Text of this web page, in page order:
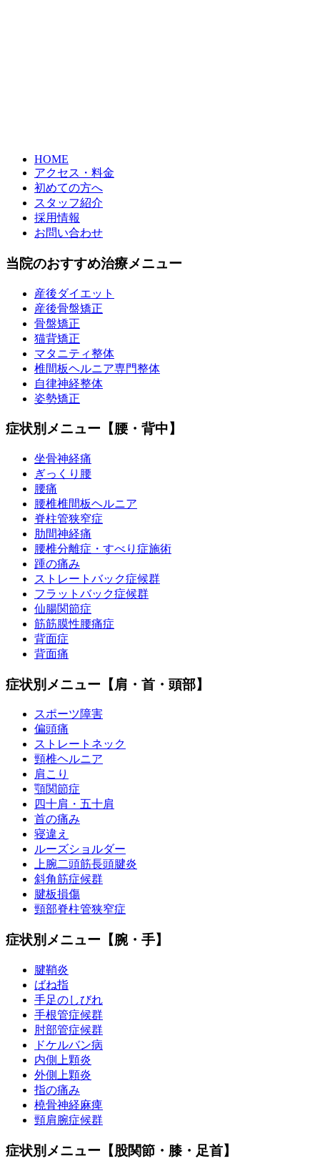
HOME
アクセス・料金
初めての方へ
スタッフ紹介
採用情報
お問い合わせ
当院のおすすめ治療メニュー
産後ダイエット
産後骨盤矯正
骨盤矯正
猫背矯正
マタニティ整体
椎間板ヘルニア専門整体
自律神経整体
姿勢矯正
症状別メニュー【腰・背中】
坐骨神経痛
ぎっくり腰
腰痛
腰椎椎間板ヘルニア
脊柱管狭窄症
肋間神経痛
腰椎分離症・すべり症施術
踵の痛み
ストレートバック症候群
フラットバック症候群
仙腸関節症
筋筋膜性腰痛症
背面症
背面痛
症状別メニュー【肩・首・頭部】
スポーツ障害
偏頭痛
ストレートネック
頸椎ヘルニア
肩こり
顎関節症
四十肩・五十肩
首の痛み
寝違え
ルーズショルダー
上腕二頭筋長頭腱炎
斜角筋症候群
腱板損傷
頸部脊柱管狭窄症
症状別メニュー【腕・手】
腱鞘炎
ばね指
手足のしびれ
手根管症候群
肘部管症候群
ドケルバン病
内側上顆炎
外側上顆炎
指の痛み
橈骨神経麻痺
頸肩腕症候群
症状別メニュー【股関節・膝・足首】